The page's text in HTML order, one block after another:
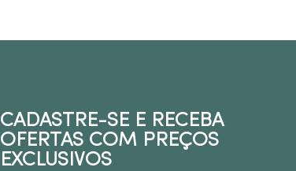
CADASTRE-SE E RECEBA
OFERTAS COM PREÇOS
EXCLUSIVOS